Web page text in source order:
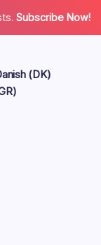
Subscribe Now!
(DK)